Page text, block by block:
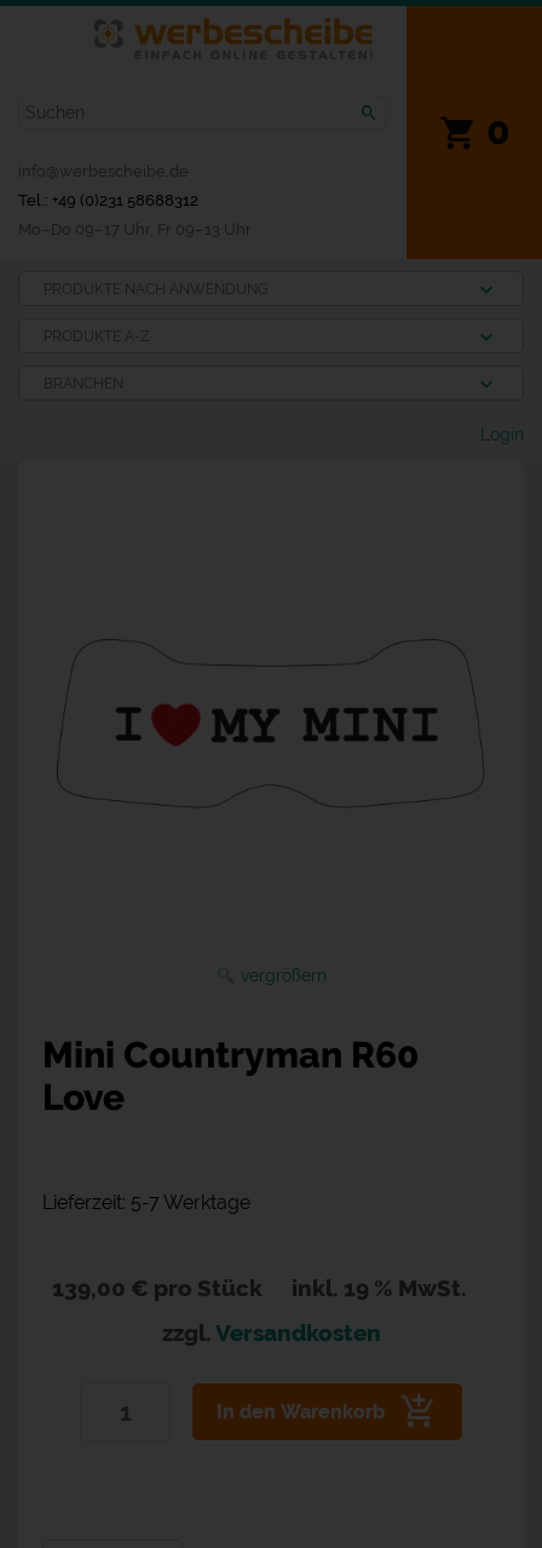
0
info@werbescheibe.de
Tel.: +49 (0)231 58688312
Mo­–Do 09–17 Uhr, Fr 09–13 Uhr
PRODUKTE NACH ANWENDUNG
PRODUKTE A-Z
BRANCHEN
Login
vergrößern
Mini Countryman R60
Love
Lieferzeit: 5-7 Werktage
139,00 € pro Stück
inkl. 19 % MwSt.
zzgl. Versandkosten
In den Warenkorb